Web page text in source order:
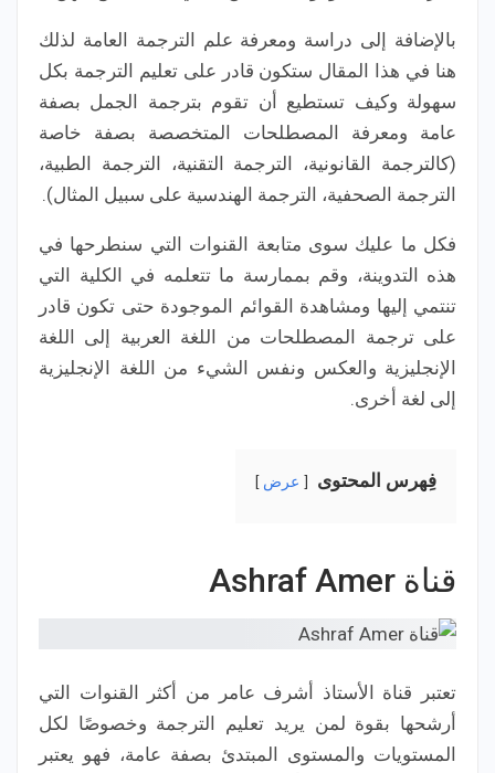
بالإضافة إلى دراسة ومعرفة علم الترجمة العامة لذلك
هنا في هذا المقال ستكون قادر على تعليم الترجمة بكل
سهولة وكيف تستطيع أن تقوم بترجمة الجمل بصفة
عامة ومعرفة المصطلحات المتخصصة بصفة خاصة
(كالترجمة القانونية، الترجمة التقنية، الترجمة الطبية،
الترجمة الصحفية، الترجمة الهندسية على سبيل المثال).
فكل ما عليك سوى متابعة القنوات التي سنطرحها في
هذه التدوينة، وقم بممارسة ما تتعلمه في الكلية التي
تنتمي إليها ومشاهدة القوائم الموجودة حتى تكون قادر
على ترجمة المصطلحات من اللغة العربية إلى اللغة
الإنجليزية والعكس ونفس الشيء من اللغة الإنجليزية
إلى لغة أخرى.
فِهرس المحتوى عرض
قناة Ashraf Amer
تعتبر قناة الأستاذ أشرف عامر من أكثر القنوات التي
أرشحها بقوة لمن يريد تعليم الترجمة وخصوصًا لكل
المستويات والمستوى المبتدئ بصفة عامة، فهو يعتبر